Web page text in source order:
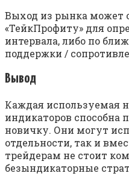
Выход из рынка может
«ТейкПрофиту» для
интервала, либо по
поддержки /
Вывод
Каждая используемая
индикаторов способна
новичку. Они могут
отдельности, так и
трейдерам не стоит
безындикаторные